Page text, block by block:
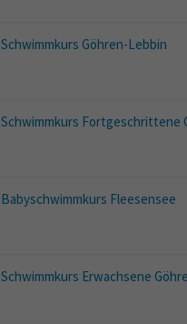
Schwimmkurs Göhren-Lebbin
Schwimmkurs Fortgeschrittene
Babyschwimmkurs Fleesensee
Schwimmkurs Erwachsene